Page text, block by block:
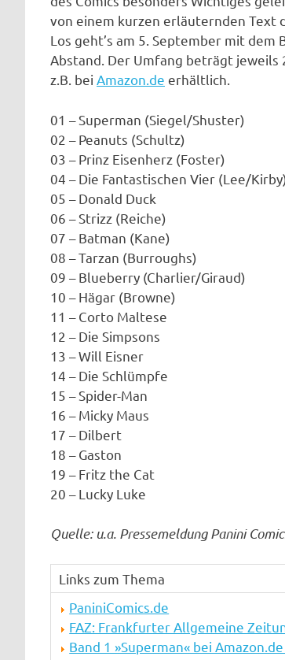
von einem kurzen erläuternden Text
Los geht’s am 5. September mit
Abstand. Der Umfang beträgt jeweils
z.B. bei Amazon.de erhältlich.
01 – Superman (Siegel/Shuster)
02 – Peanuts (Schultz)
03 – Prinz Eisenherz (Foster)
04 – Die Fantastischen Vier (Lee/
05 – Donald Duck
06 – Strizz (Reiche)
07 – Batman (Kane)
08 – Tarzan (Burroughs)
09 – Blueberry (Charlier/Giraud)
10 – Hägar (Browne)
11 – Corto Maltese
12 – Die Simpsons
13 – Will Eisner
14 – Die Schlümpfe
15 – Spider-Man
16 – Micky Maus
17 – Dilbert
18 – Gaston
19 – Fritz the Cat
20 – Lucky Luke
Quelle: u.a. Pressemeldung Panini
Links zum Thema
PaniniComics.de
FAZ: Frankfurter Allgemeine
Band 1 »Superman« bei